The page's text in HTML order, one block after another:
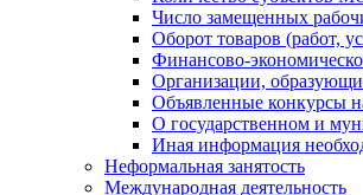
Число замещенных
Оборот товаров (работ,
Финансово-
Организации,
Объявленные конкурсы
О государственном и
Иная информация
Неформальная занятость
Международная деятельность